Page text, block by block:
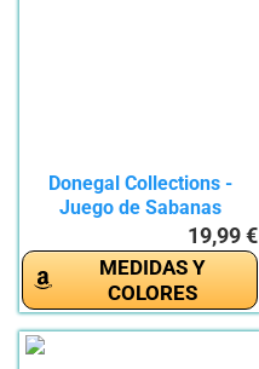
Donegal Collections -
Juego de Sabanas
Estampadas...19,99 €
MEDIDAS Y
COLORES